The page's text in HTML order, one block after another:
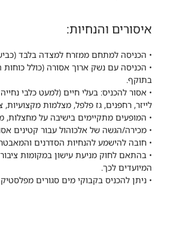
איסורים והנחיות:
• הכניסה למתחם ממזרח למצדה בלבד (כביש 90), חניה בחניון מרכז
• הכניסה עם נשק ארוך אסורה (כולל
בתוקף.
• אסור להכניס: בעלי חיים (למעט כלבי
לייזר, רחפנים, גז פלפל, מצלמות מקצועיות,
• המופעים מתקיימים בישיבה על מחצלות,
• מכירה/הגשה של אלכוהול עבור קטינים
• חובה להישמע להנחיות הסדרנים
• בהתאם לחוק מניעת עישון במקומות
המיועדים לכך.
• ניתן להכניס בקבוקי מים סגורים